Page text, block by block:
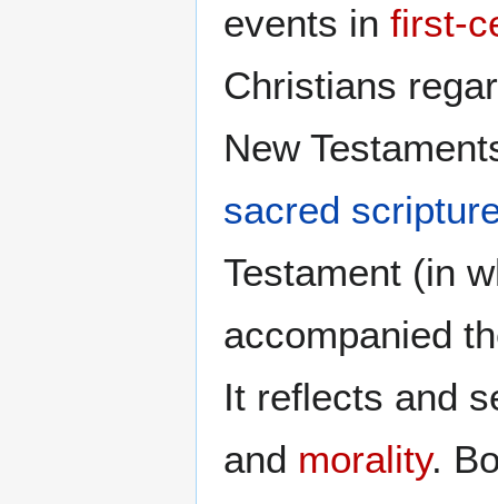
events in first-
Christians
New
sacred
Testament (in
accompanied
It reflects and
and morality.